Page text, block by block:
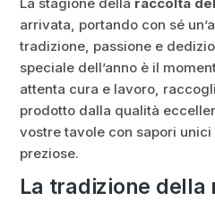
arrivata, portando con sé
tradizione, passione e
speciale dell’anno è il
attenta cura e lavoro,
prodotto dalla qualità
vostre tavole con sapori
preziose.
La tradizione della